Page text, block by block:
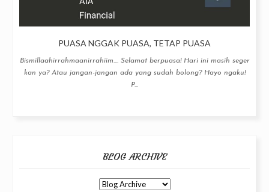
PUASA NGGAK PUASA, TETAP PUASA
Bismillaahirrahmaanirrahiim.... Selamat berpuasa! Hari ini masih seger
kan ya? Atau jangan-jangan ada yang sudah bolong? Hayo ngaku!
P...
BLOG ARCHIVE